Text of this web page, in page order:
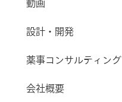
動画
設計・開発
薬事コンサルティング
会社概要